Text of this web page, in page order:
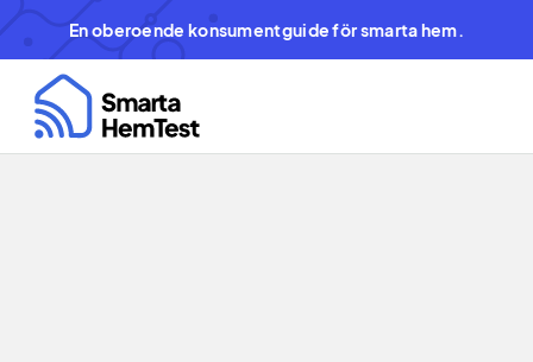
En oberoende konsumentguide för smarta hem.